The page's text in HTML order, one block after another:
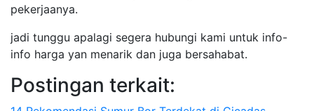
pekerjaanya.
jadi tunggu apalagi segera hubungi kami untuk info-
info harga yan menarik dan juga bersahabat.
Postingan terkait: